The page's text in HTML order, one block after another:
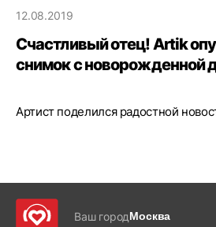
12.08.2019
Счастливый отец! Artik
снимок с новорожденной
Артист поделился радостной
Ваш городМосква